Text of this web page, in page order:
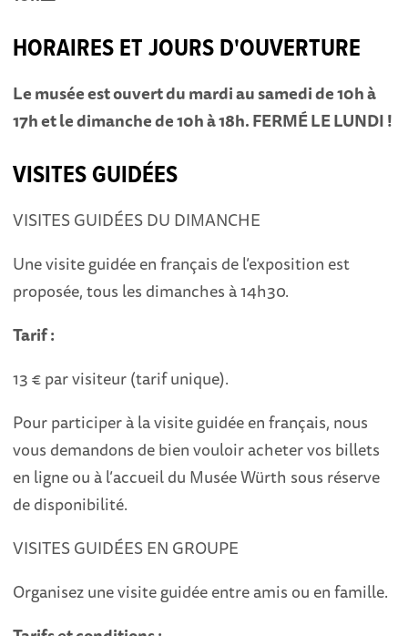
HORAIRES ET JOURS D'OUVERTURE
Le musée est ouvert du mardi au samedi de 10h à
17h et le dimanche de 10h à 18h. FERMÉ LE LUNDI !
VISITES GUIDÉES
VISITES GUIDÉES DU DIMANCHE
Une visite guidée en français de l’exposition est
proposée, tous les dimanches à 14h30.
Tarif :
13 € par visiteur (tarif unique).
Pour participer à la visite guidée en français, nous
vous demandons de bien vouloir acheter vos billets
en ligne ou à l’accueil du Musée Würth sous réserve
de disponibilité.
VISITES GUIDÉES EN GROUPE
Organisez une visite guidée entre amis ou en famille.